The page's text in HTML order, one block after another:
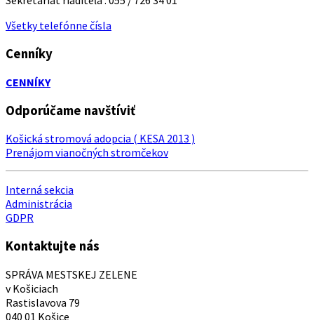
Všetky telefónne čísla
Cenníky
CENNÍKY
Odporúčame navštíviť
Košická stromová adopcia ( KESA 2013 )
Prenájom vianočných stromčekov
Interná sekcia
Administrácia
GDPR
Kontaktujte nás
SPRÁVA MESTSKEJ ZELENE
v Košiciach
Rastislavova 79
040 01 Košice